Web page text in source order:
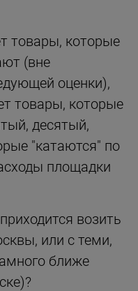
товары, которые
(вне
оценки),
товары, которые
десятый,
"катаются" по
площадки
возить
или с теми,
ближе